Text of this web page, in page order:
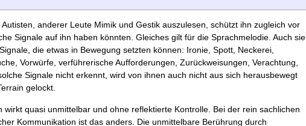
anderer Leute Mimik und Gestik auszulesen, schützt ihn zugleich vor
Signale auf ihn haben könnten. Gleiches gilt für die Sprachmelodie. Auch sie
die etwas in Bewegung setzten können: Ironie, Spott, Neckerei,
Vorwürfe, verführerische Aufforderungen, Zurückweisungen, Verachtung,
Signale nicht erkennt, wird von ihnen auch nicht aus sich herausbewegt
gelockt.
wirkt quasi unmittelbar und ohne reflektierte Kontrolle. Bei der rein sachlichen
Kommunikation ist das anders. Die unmittelbare Berührung durch